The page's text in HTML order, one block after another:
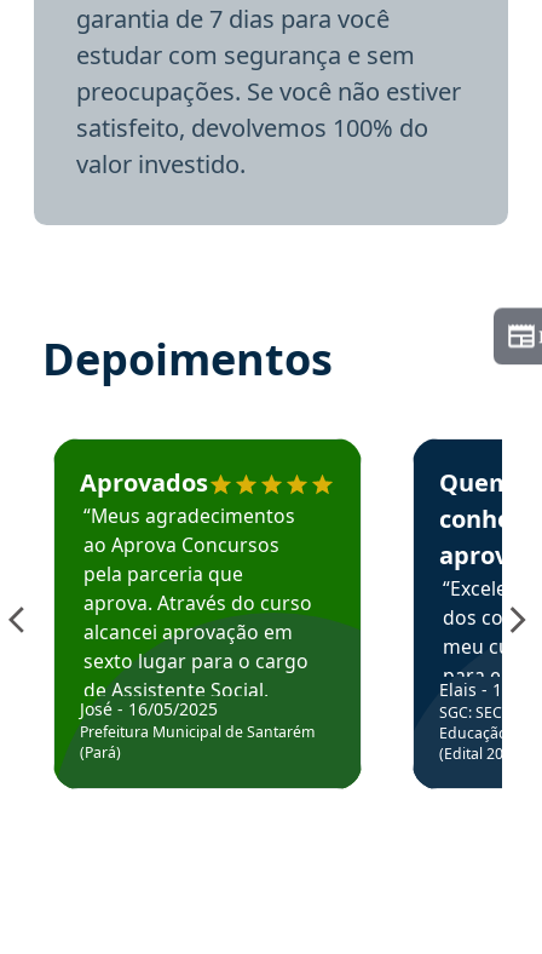
garantia de 7 dias para você
estudar com segurança e sem
preocupações. Se você não estiver
satisfeito, devolvemos 100% do
valor investido.
Depoimentos
Estudante José recomenda o Aprova Concursos em
Aprovados
“Meus agradecimentos
ao Aprova Concursos
pela parceria que
aprova. Através do curso
alcancei aprovação em
sexto lugar para o cargo
de Assistente Social.
Hoje estou atuando na
Prefeitura de Santarém.
José - 16/05/2025
Prefeitura Municipal de Santarém
(Pará)
Estudante
Quem
aprova
dos
meu
para
colocar
através
de
Elais - 15/
SGC: SEC BA
Educação
(Edital